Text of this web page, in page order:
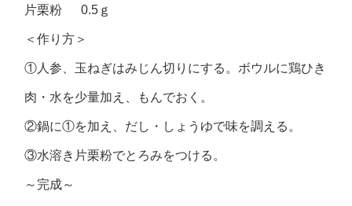
片栗粉 0.5ｇ
＜作り方＞
①人参、玉ねぎはみじん切りにする。ボウルに鶏ひき
肉・水を少量加え、もんでおく。
②鍋に①を加え、だし・しょうゆで味を調える。
③水溶き片栗粉でとろみをつける。
～完成～